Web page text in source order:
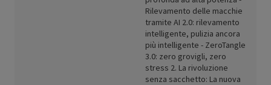
Rilevamento delle macchie
tramite AI 2.0: rilevamento
intelligente, pulizia ancora
più intelligente - ZeroTangle
3.0: zero grovigli, zero
stress 2. La rivoluzione
senza sacchetto: La nuova